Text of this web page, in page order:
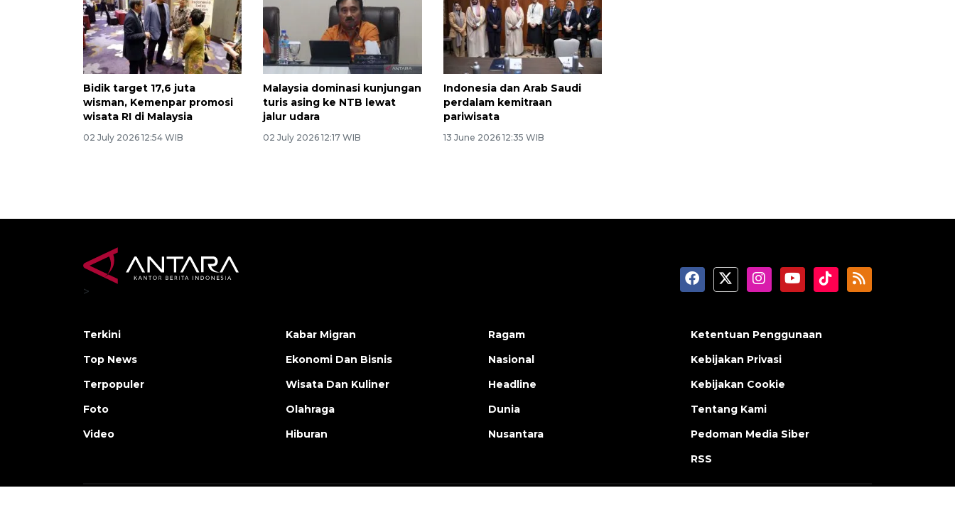
Bidik target 17,6 juta
wisman, Kemenpar promosi
wisata RI di Malaysia
02 July 2026 12:54 WIB
Malaysia dominasi kunjungan
turis asing ke NTB lewat
jalur udara
02 July 2026 12:17 WIB
Indonesia dan Arab Saudi
perdalam kemitraan
pariwisata
13 June 2026 12:35 WIB
>
Terkini
Top News
Terpopuler
Foto
Video
Kabar Migran
Ekonomi Dan Bisnis
Wisata Dan Kuliner
Olahraga
Hiburan
Ragam
Nasional
Headline
Dunia
Nusantara
Ketentuan Penggunaan
Kebijakan Privasi
Kebijakan Cookie
Tentang Kami
Pedoman Media Siber
RSS